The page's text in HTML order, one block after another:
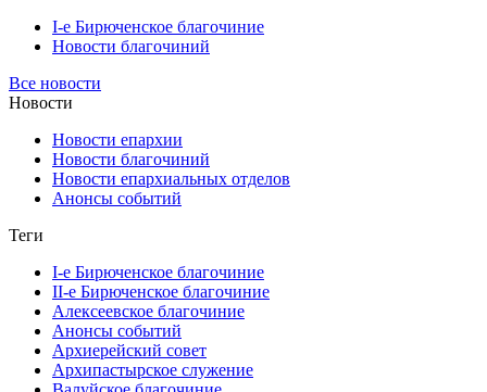
I-е Бирюченское благочиние
Новости благочиний
Все новости
Новости
Новости епархии
Новости благочиний
Новости епархиальных отделов
Анонсы событий
Теги
I-е Бирюченское благочиние
II-е Бирюченское благочиние
Алексеевское благочиние
Анонсы событий
Архиерейский совет
Архипастырское служение